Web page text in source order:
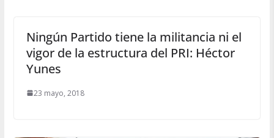
Ningún Partido tiene la militancia ni el
vigor de la estructura del PRI: Héctor
Yunes
23 mayo, 2018